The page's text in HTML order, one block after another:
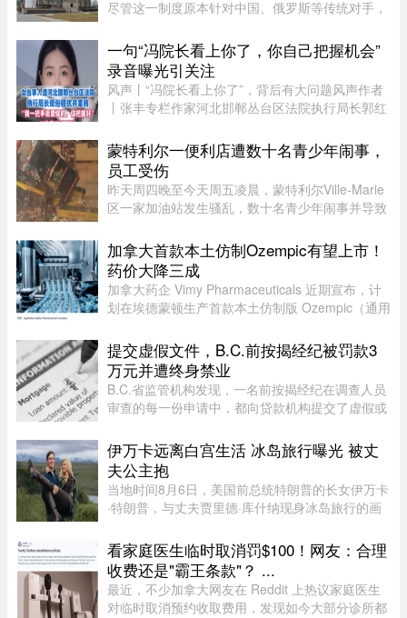
尽管这一制度原本针对中国、俄罗斯等传统对手，
管。该制度在立法通过两年后启动实施，旨在通过
要求相关活动公开申报、设 ...
一句“冯院长看上你了，你自己把握机会”
录音曝光引关注
风声丨“冯院长看上你了”，背后有大问题风声作者
丨张丰专栏作家河北邯郸丛台区法院执行局长郭红
钱，给我送点钱”，“你长得漂亮……冯院长看上你
了，我可以从中促成，你 ...
蒙特利尔一便利店遭数十名青少年闹事，
员工受伤
昨天周四晚至今天周五凌晨，蒙特利尔Ville-Marie
区一家加油站发生骚乱，数十名青少年闹事并导致
国际烟花节”（International des feux Loto-
Québec）本季最后一场活动 ...
加拿大首款本土仿制Ozempic有望上市！
药价大降三成
加拿大药企 Vimy Pharmaceuticals 近期宣布，计
划在埃德蒙顿生产首款本土仿制版 Ozempic（通用
销的处方药之一，广泛用于糖尿病治疗和减重，原
厂药价高昂，令不少患者负 ...
提交虚假文件，B.C.前按揭经纪被罚款3
万元并遭终身禁业
B.C.省监管机构发现，一名前按揭经纪在调查人员
审查的每一份申请中，都向贷款机构提交了虚假或
伊万卡远离白宫生活 冰岛旅行曝光 被丈
夫公主抱
当地时间8月6日，美国前总统特朗普的长女伊万卡
·特朗普，与丈夫贾里德·库什纳现身冰岛旅行的画
密，伊万卡被贾里德来了一个“公主抱”，两个人就
宛若刚刚订婚一般。现 ...
看家庭医生临时取消罚$100！网友：合理
收费还是"霸王条款"？ ...
最近，不少加拿大网友在 Reddit 上热议家庭医生
对临时取消预约收取费用，发现如今大部分诊所都